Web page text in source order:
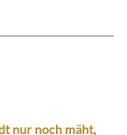
nur noch mäht,